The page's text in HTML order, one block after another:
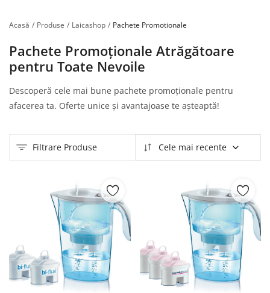
Acasă Produse Laicashop Pachete Promotionale
Pachete Promoționale Atrăgătoare
pentru Toate Nevoile
Descoperă cele mai bune pachete promoționale pentru
afacerea ta. Oferte unice și avantajoase te așteaptă!
Filtrare Produse Cele mai recente